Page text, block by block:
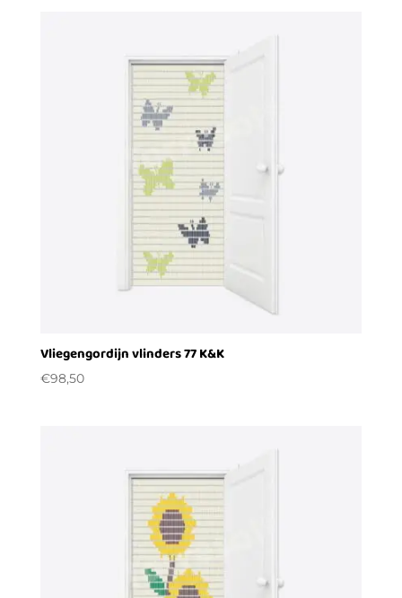
Vliegengordijn vlinders 77 K&K
€98,50